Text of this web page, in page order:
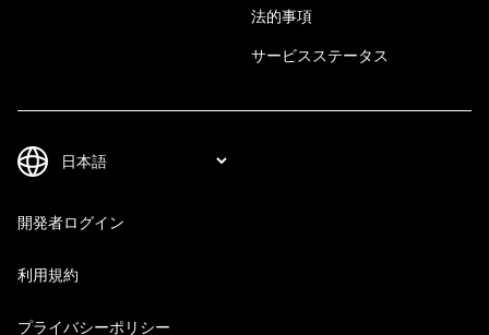
法的事項
サービスステータス
開発者ログイン
利用規約
プライバシーポリシー